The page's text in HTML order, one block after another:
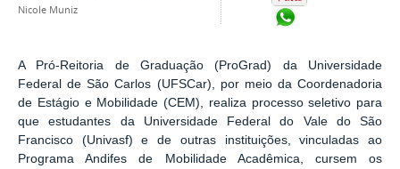
Nicole Muniz
A Pró-Reitoria de Graduação (ProGrad) da Universidade
Federal de São Carlos (UFSCar), por meio da Coordenadoria
de Estágio e Mobilidade (CEM), realiza processo seletivo para
que estudantes da Universidade Federal do Vale do São
Francisco (Univasf) e de outras instituições, vinculadas ao
Programa Andifes de Mobilidade Acadêmica, cursem os